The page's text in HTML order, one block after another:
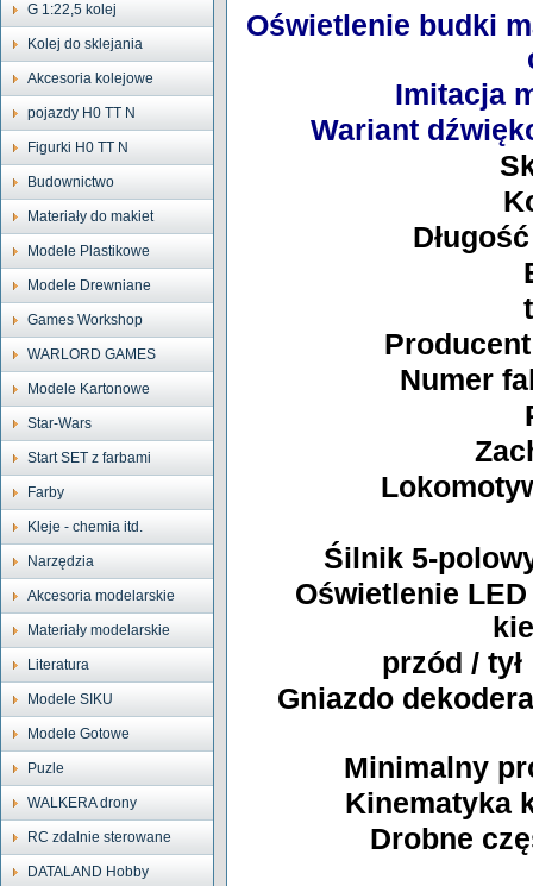
G 1:22,5 kolej
Kolej do sklejania
Akcesoria kolejowe
pojazdy H0 TT N
Figurki H0 TT N
Budownictwo
Materiały do makiet
Modele Plastikowe
Modele Drewniane
Games Workshop
WARLORD GAMES
Modele Kartonowe
Star-Wars
Start SET z farbami
Farby
Kleje - chemia itd.
Narzędzia
Akcesoria modelarskie
Materiały modelarskie
Literatura
Modele SIKU
Modele Gotowe
Puzle
WALKERA drony
RC zdalnie sterowane
DATALAND Hobby
Oświetlenie budki
Imitacja
Wariant
Numer
Śilnik 5-
Oświetlenie
przód /
Gniazdo
Minimalny
Kinematyka
Drobne